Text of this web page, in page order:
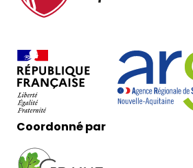
Coordonné par